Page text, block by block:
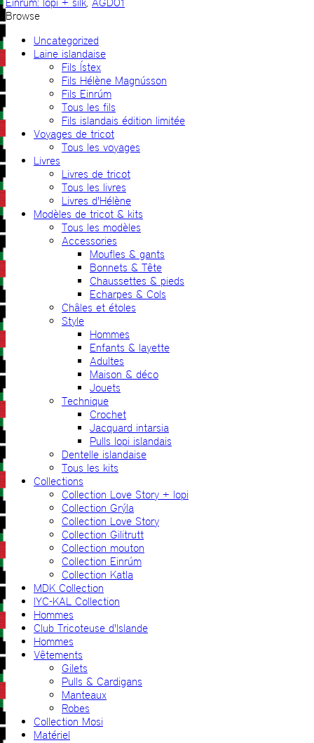
Einrúm: lopi + silk, AGD01
Browse
Uncategorized
Laine islandaise
Fils Ístex
Fils Hélène Magnússon
Fils Einrúm
Tous les fils
Fils islandais édition limitée
Voyages de tricot
Tous les voyages
Livres
Livres de tricot
Tous les livres
Livres d'Hélène
Modèles de tricot & kits
Tous les modèles
Accessories
Moufles & gants
Bonnets & Tête
Chaussettes & pieds
Echarpes & Cols
Châles et étoles
Style
Hommes
Enfants & layette
Adultes
Maison & déco
Jouets
Technique
Crochet
Jacquard intarsia
Pulls lopi islandais
Dentelle islandaise
Tous les kits
Collections
Collection Love Story + lopi
Collection Grýla
Collection Love Story
Collection Gilitrutt
Collection mouton
Collection Einrúm
Collection Katla
MDK Collection
IYC-KAL Collection
Hommes
Club Tricoteuse d'Islande
Hommes
Vêtements
Gilets
Pulls & Cardigans
Manteaux
Robes
Collection Mosi
Matériel